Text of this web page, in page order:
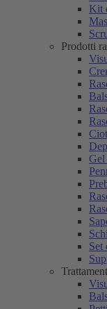
Kit
Prodotti
Gel
Set